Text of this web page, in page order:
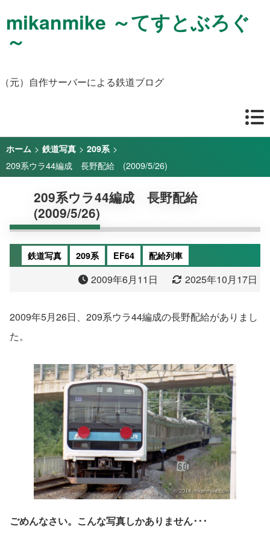
mikanmike ～てすとぶろぐ
～
（元）自作サーバーによる鉄道ブログ
ホーム > 鉄道写真 > 209系 >
209系ウラ44編成 長野配給 (2009/5/26)
209系ウラ44編成 長野配給
(2009/5/26)
鉄道写真 209系 EF64 配給列車
2009年6月11日 2025年10月17日
2009年5月26日、209系ウラ44編成の長野配給がありまし
た。
ごめんなさい。こんな写真しかありません･･･